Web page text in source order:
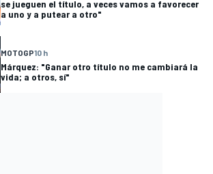
se jueguen el título, a veces vamos a favorecer
a uno y a putear a otro"
MOTOGP10 h
Márquez: "Ganar otro título no me cambiará la
vida; a otros, sí"